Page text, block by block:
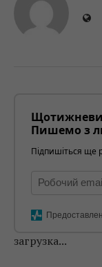
Пишемо з
Підпишіться ще
загрузка...